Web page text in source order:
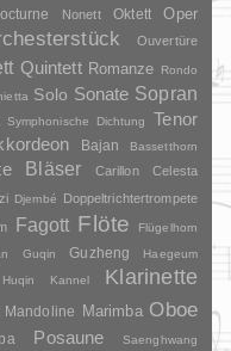
Nonett Oktett Oper
Ouvertüre
Quintett Romanze Rondo
Solo Sonate Sopran
Symphonische Dichtung Tenor
Bajan Bassetthorn
Bläser Carillon Celesta
Djembé Doppeltrichtertrompete
Fagott Flöte
Flügelhorn
Guqin Guzheng
Haegeum
Huqin Kannel Klarinette
Mandoline Marimba Oboe
Posaune Saenghwang